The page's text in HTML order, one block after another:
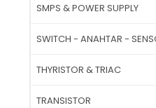
SMPS & POWER SUPPLY
SWITCH - ANAHTAR -
THYRISTOR & TRIAC
TRANSISTOR